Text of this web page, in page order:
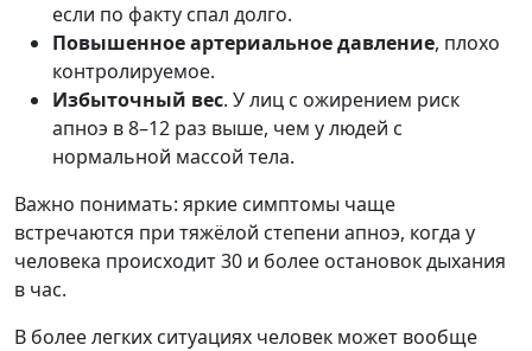
если по факту спал долго.
Повышенное артериальное давление, плохо
контролируемое.
Избыточный вес. У лиц с ожирением риск
апноэ в 8–12 раз выше, чем у людей с
нормальной массой тела.
Важно понимать: яркие симптомы чаще
встречаются при тяжёлой степени апноэ, когда у
человека происходит 30 и более остановок дыхания
в час.
В более легких ситуациях человек может вообще